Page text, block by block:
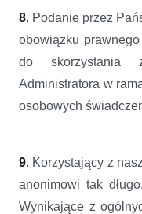
8. Podanie przez
obowiązku
do skorzystania
Administratora w
osobowych
9. Korzystający z
anonimowi tak
Wynikające z